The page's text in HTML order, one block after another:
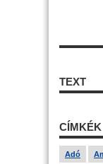
TEXT
CÍMKÉK
Adó